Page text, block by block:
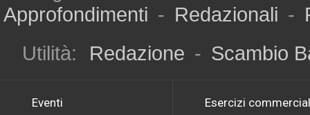
Approfondimenti - Redazionali -
Utilità:
Redazione - Scambio
Eventi Esercizi